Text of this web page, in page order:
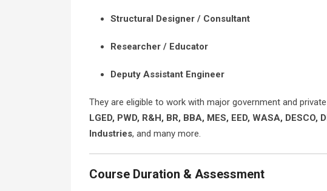
Structural Designer / Consultant
Researcher / Educator
Deputy Assistant Engineer
They are eligible to work with major government and
LGED, PWD, R&H, BR, BBA, MES, EED, WASA,
Industries, and many more.
Course Duration & Assessment